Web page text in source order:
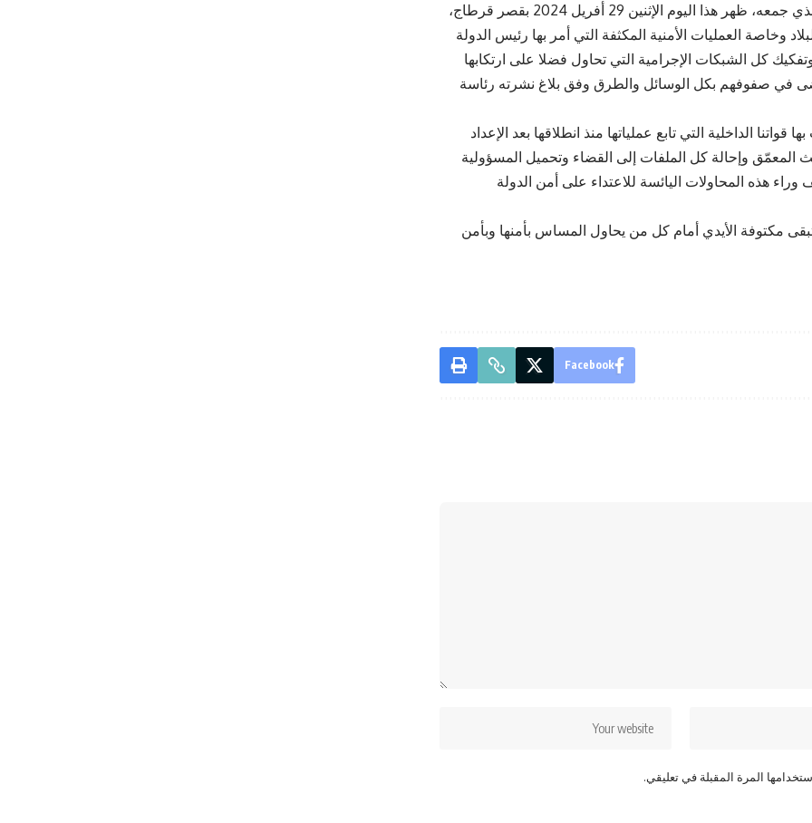
استعرض رئيس الجمهورية قيس سعيّد في اللقاء الذي جمعه، ظهر هذا اليوم الإثنين 29 أفريل 2024 بقصر قرطاج،
وخاصة العمليات الأمنية المكثفة التي أمر بها رئيس الدولة
كل الشبكات الإجرامية التي تحاول فضلا على ارتكابها
في صفوفهم بكل الوسائل والطرق وفق بلاغ نشرته رئاسة
الداخلية التي تابع عملياتها منذ انطلاقها بعد الإعداد
المعمّق وإحالة كل الملفات إلى القضاء وتحميل المسؤولية
هذه المحاولات اليائسة للاعتداء على أمن الدولة
مكتوفة الأيدي أمام كل من يحاول المساس بأمنها وبأمن
Facebook
المرة المقبلة في تعليقي.